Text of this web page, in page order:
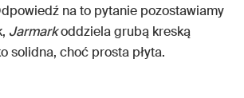
na to pytanie pozostawiamy
Jarmarkoddziela grubą kreską
solidna, choć prosta płyta.